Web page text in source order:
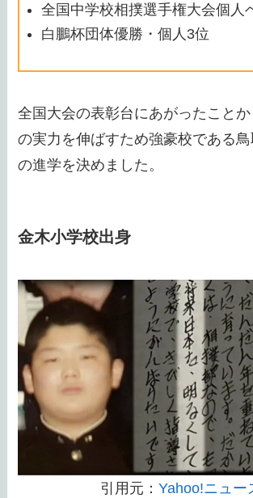
全国中学校相撲選手権大会個人
白鵬杯団体優勝・個人3位
全国大会の表彰台にあがったこと
の実力を伸ばすため強豪校である
の進学を決めました。
金木小学校出身
引用元： Yahoo!ニュー